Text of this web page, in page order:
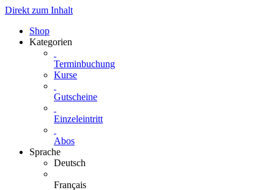
Direkt zum Inhalt
Shop
Kategorien
Terminbuchung
Kurse
Gutscheine
Einzeleintritt
Abos
Sprache
Deutsch
Français